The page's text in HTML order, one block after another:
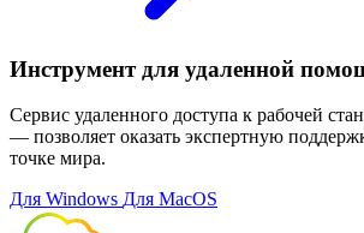
Инструмент для удаленной
Сервис удаленного доступа к рабочей
— позволяет оказать экспертную
точке мира.
Для Windows Для MacOS